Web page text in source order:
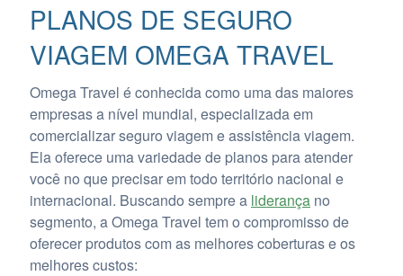
PLANOS DE SEGURO
VIAGEM OMEGA TRAVEL
Omega Travel é conhecida como uma das maiores
empresas a nível mundial, especializada em
comercializar seguro viagem e assistência viagem.
Ela oferece uma variedade de planos para atender
você no que precisar em todo território nacional e
internacional. Buscando sempre a liderançano
segmento, a Omega Travel tem o compromisso de
oferecer produtos com as melhores coberturas e os
melhores custos: